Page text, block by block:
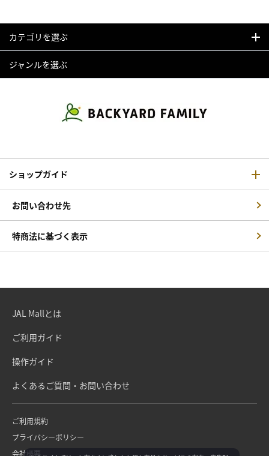
カテゴリを選ぶ
ジャンルを選ぶ
ショップガイド
お問い合わせ先
特商法に基づく表示
JAL Mallとは
ご利用ガイド
操作ガイド
よくあるご質問・お問い合わせ
ご利用規約
プライバシーポリシー
会社概要